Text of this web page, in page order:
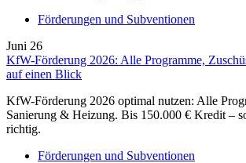
Förderungen und Subventionen
Juni 26
KfW-Förderung 2026: Alle Programme,
auf einen Blick
KfW-Förderung 2026 optimal nutzen: Alle
Sanierung & Heizung. Bis 150.000 € Kredit –
richtig.
Förderungen und Subventionen